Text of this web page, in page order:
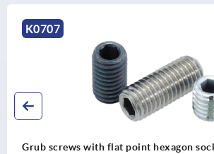
with flat point hexagon socket DIN EN ISO